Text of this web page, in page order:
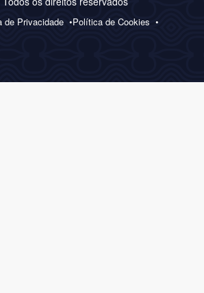
de Privacidade Política de Cookies